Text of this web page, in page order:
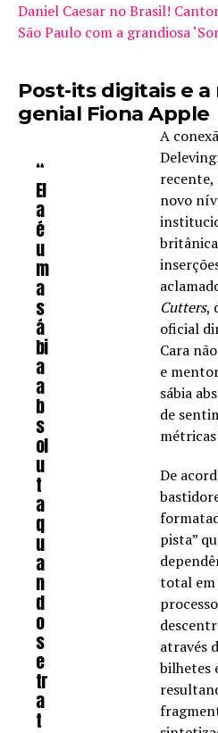
Daniel Caesar no Brasil!
São Paulo com a grandiosa
Post-its digitais e
genial Fiona Apple
“
El
a
é
u
m
a
s
á
bi
a
a
b
s
ol
u
t
a
q
u
a
n
d
o
s
e
tr
a
t
A
recente,
novo
Cutters,
oficial
Cara
e
sábia
de
De
pista”
total em
através
bilhetes